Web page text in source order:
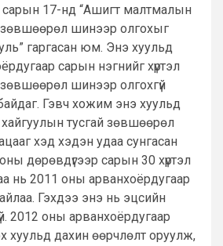
сарын 17-нд “Ашигт малтмалын
зөвшөөрөл шинээр олгохыг
гаргасан юм. Энэ хуульд
сарын нэгнийг хүртэл
шинээр олгохгүй
Гэвч хожим энэ хуульд
тусгай зөвшөөрөл
хэд хэдэн удаа сунгасан
дөрөвдүгээр сарын 30 хүртэл
нь 2011 оны арванхоёрдугаар
Гэхдээ энэ нь эцсийн
2012 оны арванхоёрдугаар
хуульд дахин өөрчлөлт оруулж,